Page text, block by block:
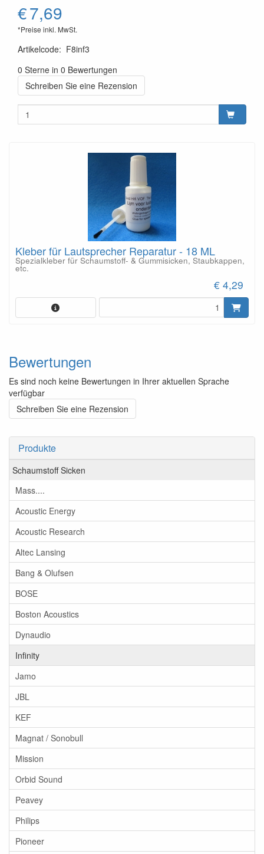
Produkte
Schaumstoff Sicken
Mass....
Acoustic Energy
Acoustic Research
Altec Lansing
Bang & Olufsen
BOSE
Boston Acoustics
Dynaudio
Infinity
Jamo
JBL
KEF
Magnat / Sonobull
Mission
Orbid Sound
Peavey
Philips
Pioneer
€7,69
*Preise inkl. MwSt.
Artikelcode: F8inf3
0 Sterne in 0 Bewertungen
Schreiben Sie eine Rezension
Kleber für Lautsprecher Reparatur - 18 ML
Spezialkleber für Schaumstoff- & Gummisicken, Staubkappen,
etc.
€ 4,29
Bewertungen
Es sind noch keine Bewertungen in Ihrer aktuellen Sprache
verfügbar
Schreiben Sie eine Rezension